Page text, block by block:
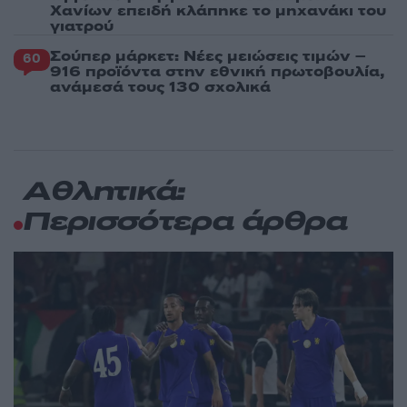
Χανίων επειδή κλάπηκε το μηχανάκι του
γιατρού
60 Σούπερ μάρκετ: Νέες μειώσεις τιμών –
916 προϊόντα στην εθνική πρωτοβουλία,
ανάμεσά τους 130 σχολικά
Αθλητικά:
Περισσότερα άρθρα